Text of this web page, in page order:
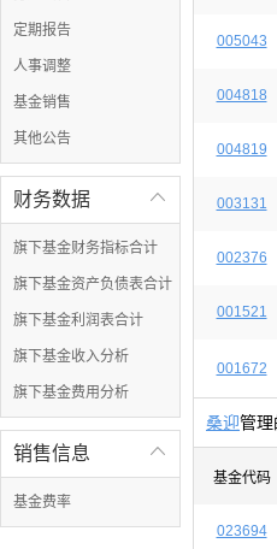
定期报告
人事调整
基金销售
其他公告

财务数据
旗下基金财务指标合计
旗下基金资产负债表合计
旗下基金利润表合计
旗下基金收入分析
旗下基金费用分析

销售信息
基金费率
005043
004818
004819
003131
002376
001521
001672
桑迎管理
基金代码
023694